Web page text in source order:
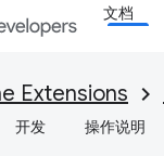
文档
Extensions
开发 操作说明